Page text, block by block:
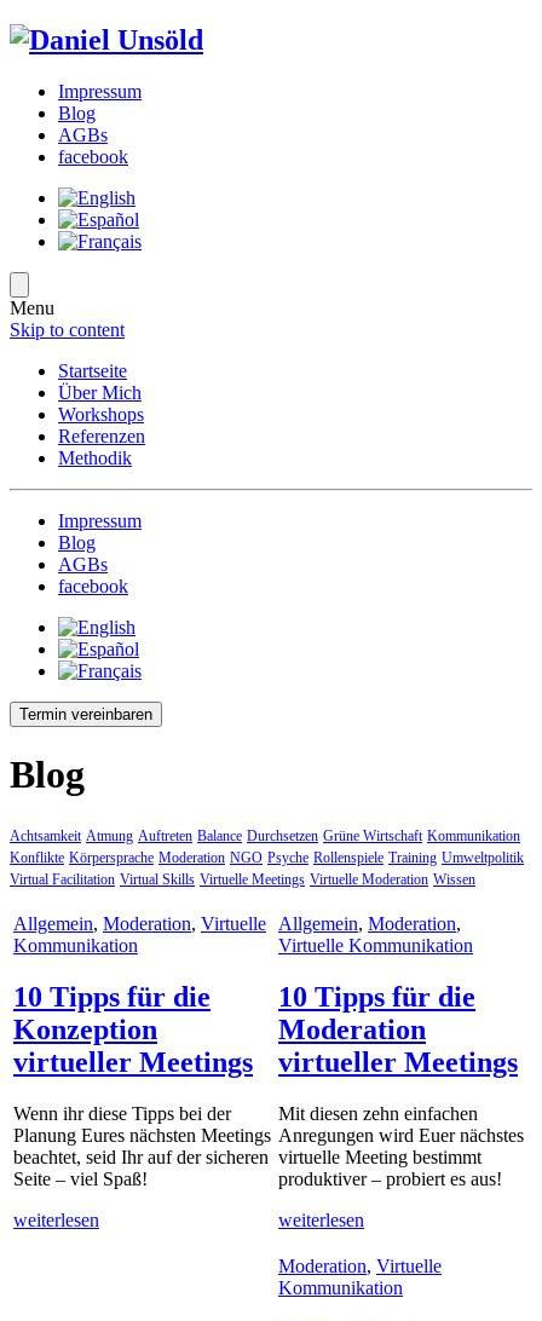
Impressum
Blog
AGBs
facebook
Menu
Skip to content
Startseite
Über Mich
Workshops
Referenzen
Methodik
Impressum
Blog
AGBs
facebook
Termin vereinbaren
Blog
Achtsamkeit Atmung Auftreten Balance Durchsetzen Grüne Wirtschaft Kommunikation
Konflikte Körpersprache Moderation NGO Psyche Rollenspiele Training Umweltpolitik
Virtual Facilitation Virtual Skills Virtuelle Meetings Virtuelle Moderation Wissen
Allgemein, Moderation, Virtuelle
Kommunikation
10 Tipps für die
Konzeption
virtueller Meetings
Wenn ihr diese Tipps bei der
Planung Eures nächsten Meetings
beachtet, seid Ihr auf der sicheren
Seite – viel Spaß!
weiterlesen
Allgemein, Moderation,
Virtuelle Kommunikation
10 Tipps für die
Moderation
virtueller Meetings
Mit diesen zehn einfachen
Anregungen wird Euer nächstes
virtuelle Meeting bestimmt
produktiver – probiert es aus!
weiterlesen
Moderation, Virtuelle
Kommunikation